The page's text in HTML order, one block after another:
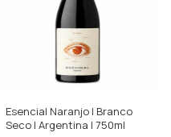
Esencial Naranjo | Branco
Seco | Argentina | 750ml